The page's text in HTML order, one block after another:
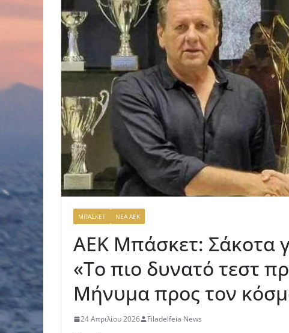
ΜΠΑΣΚΕΤ ΝΕΑ ΑΕΚ
ΑΕΚ Μπάσκετ: Σάκοτα
«Το πιο δυνατό τεστ
Μήνυμα προς τον
24 Απριλίου 2026
Filadelfeia News